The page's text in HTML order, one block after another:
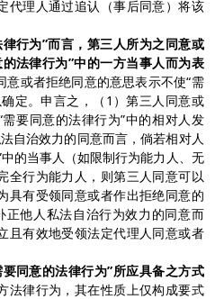
代理人通过追认（事后同意）将该
行为”而言，第三人所为之同意或
法律行为”中的一方当事人而为表
意或者拒绝同意的意思表示不使“需
定。申言之，（ 1）第三人 同意或
需要同意的法律行为”中的相对人发
自治效力的同意而言，倘若相对人
中的当事人（如限制行为能力人、无
全行为能力人，则第三人同意可以
具有受领同意或者作出拒绝同意的
正他人私法自治行为效力的同意而
且有效地受领法定代理人同意或者
要同意的法律行为”所应具备之方式
法律行为，其在性质上仅构成要式